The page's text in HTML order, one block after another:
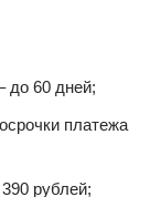
до 60 дней;
платежа
рублей;